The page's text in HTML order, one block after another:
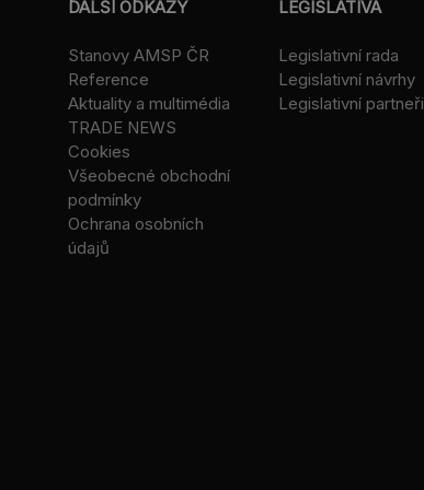
DALŠÍ ODKAZY
Stanovy AMSP ČR
Reference
Aktuality a multimédia
TRADE NEWS
Cookies
Všeobecné obchodní
podmínky
Ochrana osobních
údajů
LEGISLATIVA
Legislativní rada
Legislativní návrhy
Legislativní partneři